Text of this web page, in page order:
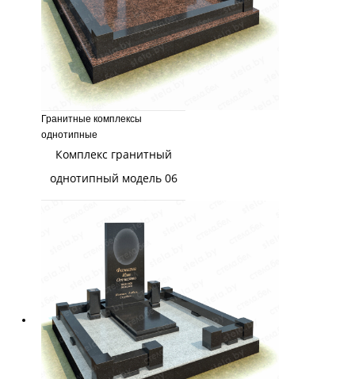
Гранитные комплексы
однотипные
Комплекс гранитный
однотипный модель 06